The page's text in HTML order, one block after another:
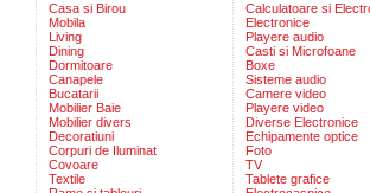
Casa si Birou
Mobila
Living
Dining
Dormitoare
Canapele
Bucatarii
Mobilier Baie
Mobilier divers
Decoratiuni
Corpuri de Iluminat
Covoare
Textile
Calculatoare si
Electronice
Playere audio
Casti si Microfoane
Boxe
Sisteme audio
Camere video
Playere video
Diverse Electronice
Echipamente optice
Foto
TV
Tablete grafice